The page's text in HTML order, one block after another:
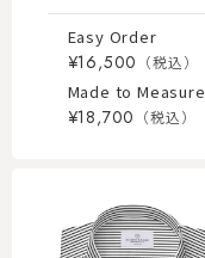
Easy Order
¥16,500
Made to Measure
¥18,700